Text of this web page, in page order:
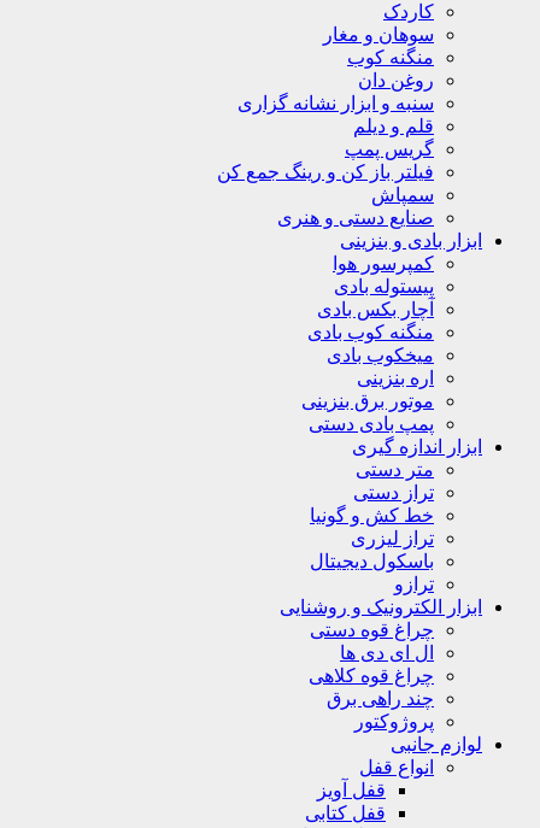
کاردک
سوهان و مغار
منگنه کوب
روغن دان
سنبه و ابزار نشانه گزاری
قلم و دیلم
گریس پمپ
فیلتر باز کن و رینگ جمع کن
سمپاش
صنایع دستی و هنری
ابزار بادی و بنزینی
کمپرسور هوا
پیستوله بادی
آچار بکس بادی
منگنه کوب بادی
میخکوب بادی
اره بنزینی
موتور برق بنزینی
پمپ بادی دستی
ابزار اندازه گیری
متر دستی
تراز دستی
خط کش و گونیا
تراز لیزری
باسکول دیجیتال
ترازو
ابزار الکترونیک و روشنایی
چراغ قوه دستی
ال ای دی ها
چراغ قوه کلاهی
چند راهی برق
پروژوکتور
لوازم جانبی
انواع قفل
قفل آویز
قفل کتابی